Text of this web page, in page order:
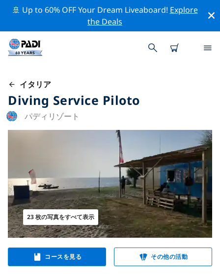
🚢 Up to 60% OFF Your Dream Liveaboard! Explore
the Deals
イタリア
Diving Service Piloto
パディリゾート
23 枚の写真をすべて表示
コースを見る その他の活動